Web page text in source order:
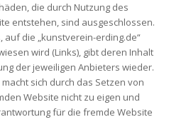
die durch Nutzung des
entstehen, sind ausgeschlossen.
auf die „kunstverein-erding.de“
wird (Links), gibt deren Inhalt
der jeweiligen Anbieters wieder.
sich durch das Setzen von
Website nicht zu eigen und
für die fremde Website